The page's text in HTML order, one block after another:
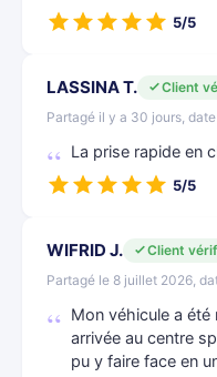
5/5
LASSINA T.
Client
Partagé il y a 30 jours,
La prise rapide en
5/5
WIFRID J.
Client
Partagé le 8 juillet 2026,
Mon véhicule a
arrivée au centre
pu y faire face en